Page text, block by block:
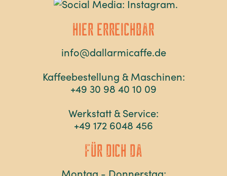
HIER ERREICHBAR
info@dallarmicaffe.de
Kaffeebestellung & Maschinen:
+49 30 98 40 10 09
Werkstatt & Service:
+49 172 6048 456
FÜR DICH DA
Montag - Donnerstag: